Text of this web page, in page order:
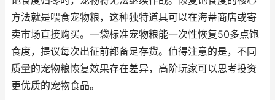
方法就是喂食宠物粮，这种独特道具可以在海蒂商店或寄
卖市场直接购买。一袋标准宠物粮能一次性恢复50多点饱
食度，提议每次出征前都备足存货。值得注意的是，不同
质量的宠物粮恢复效果存在差异，高阶玩家可以思考投资
更优质的宠物食品。